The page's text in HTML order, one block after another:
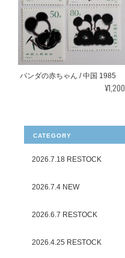
パンダの赤ちゃん / 中国 1985
¥1,200
CATEGORY
2026.7.18 RESTOCK
2026.7.4 NEW
2026.6.7 RESTOCK
2026.4.25 RESTOCK